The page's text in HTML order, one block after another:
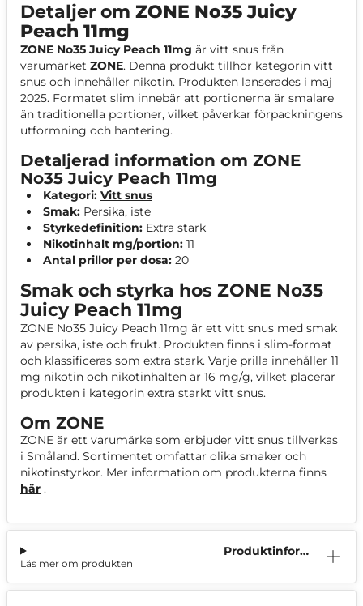
Detaljer om ZONE No35 Juicy
Peach 11mg
ZONE No35 Juicy Peach 11mg är vitt snus från
varumärket ZONE. Denna produkt tillhör kategorin vitt
snus och innehåller nikotin. Produkten lanserades i maj
2025. Formatet slim innebär att portionerna är smalare
än traditionella portioner, vilket påverkar förpackningens
utformning och hantering.
Detaljerad information om ZONE
No35 Juicy Peach 11mg
Kategori: Vitt snus
Smak: Persika, iste
Styrkedefinition: Extra stark
Nikotinhalt mg/portion: 11
Antal prillor per dosa: 20
Smak och styrka hos ZONE No35
Juicy Peach 11mg
ZONE No35 Juicy Peach 11mg är ett vitt snus med smak
av persika, iste och frukt. Produkten finns i slim-format
och klassificeras som extra stark. Varje prilla innehåller 11
mg nikotin och nikotinhalten är 16 mg/g, vilket placerar
produkten i kategorin extra starkt vitt snus.
Om ZONE
ZONE är ett varumärke som erbjuder vitt snus tillverkas
i Småland. Sortimentet omfattar olika smaker och
nikotinstyrkor. Mer information om produkterna finns
här .
Produktinform
Läs mer om produkten